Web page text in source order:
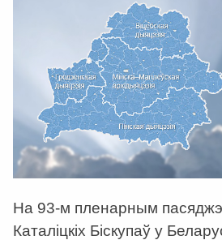
На 93-м пленарным
Каталіцкіх Біскупаў у